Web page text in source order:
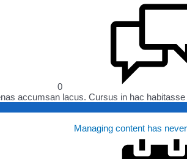
accumsan lacus. Cursus in hac habitasse
Managing content has